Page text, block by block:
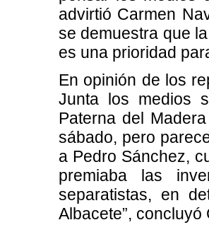
advirtió Carmen
se demuestra que
es una prioridad
En opinión de los
Junta los medios
Paterna del
sábado, pero
a Pedro Sánchez,
premiaba las
separatistas, en
Albacete”,